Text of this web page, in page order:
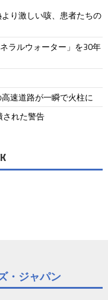
り激しい咳、患者たちの
ラルウォーター」を30年
速道路が一瞬で火柱に
れた警告
・ジャパン